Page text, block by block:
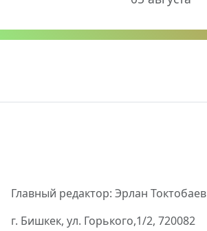
Главный редактор: Эрлан Токтобаев
г. Бишкек, ул. Горького,1/2, 720082